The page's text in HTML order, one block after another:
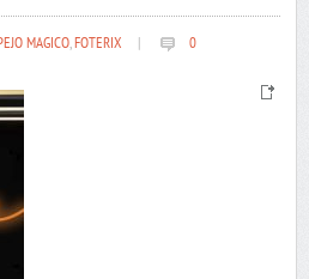
MAGICO,FOTERIX 0